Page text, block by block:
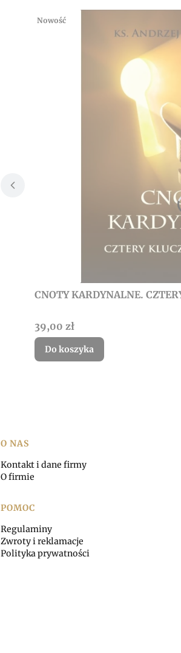
Nowość
CNOTY KARDYNALNE.
Cena
39,00 zł
Do koszyka
Linki w stopce
O NAS
Kontakt i dane firmy
O firmie
POMOC
Regulaminy
Zwroty i reklamacje
Polityka prywatności